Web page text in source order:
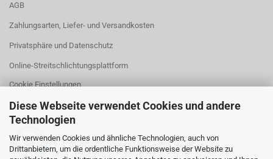
Diese Webseite verwendet Cookies und andere
Technologien
Wir verwenden Cookies und ähnliche Technologien, auch von
Drittanbietern, um die ordentliche Funktionsweise der Website zu
AGB
Zahlungsarten, Liefer- und Versandkosten
Privatsphäre und Datenschutz
Online-Streitschlichtungsplattform
Cookie Einstellungen
RA Kanzlei Gerstel